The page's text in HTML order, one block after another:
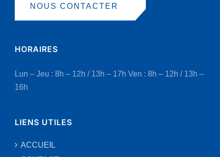
NOUS CONTACTER
HORAIRES
Lun – Jeu : 8h – 12h / 13h – 17h Ven : 8h – 12h / 13h –
16h
LIENS UTILES
ACCUEIL